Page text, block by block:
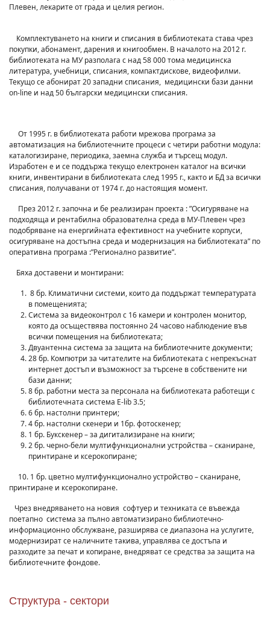
Плевен, лекарите от града и целия регион.
Комплектуването на книги и списания в библиотеката става чрез
покупки, абонамент, дарения и книгообмен. В началото на 2012 г.
библиотеката на МУ разполага с над 58 000 тома медицинска
литература, учебници, списания, компактдискове, видеофилми.
Текущо се абонират 20 западни списания, медицински бази данни
on-line и над 50 български медицински списания.
От 1995 г. в библиотеката работи мрежова програма за
автоматизация на библиотечните процеси с четири работни модула:
каталогизиране, периодика, заемна служба и търсещ модул.
Изработен е и се поддържа текущо електронен каталог на всички
книги, инвентирани в библиотеката след 1995 г., както и БД за всички
списания, получавани от 1974 г. до настоящия момент.
През 2012 г. започна и бе реализиран проекта : ”Осигуряване на
подходяща и рентабилна образователна среда в МУ-Плевен чрез
подобряване на енергийната ефективност на учебните корпуси,
осигуряване на достъпна среда и модернизация на библиотеката” по
оперативна програма :”Регионално развитие”.
Бяха доставени и монтирани:
8 бр. Климатични системи, които да поддържат температурата
в помещенията;
Система за видеоконтрол с 16 камери и контролен монитор,
която да осъществява постоянно 24 часово наблюдение във
всички помещения на библиотеката;
Двуантенна система за защита на библиотечните документи;
28 бр. Компютри за читателите на библиотеката с непрекъснат
интернет достъп и възможност за търсене в собствените ни
бази данни;
8 бр. работни места за персонала на библиотеката работещи с
библиотечната система E-lib 3.5;
6 бр. настолни принтери;
4 бр. настолни скенери и 1бр. фотоскенер;
1 бр. Букскенер – за дигитализиране на книги;
2 бр. черно-бели мултифункционални устройства – сканиране,
принтиране и ксерокопиране;
10. 1 бр. цветно мултифункционално устройство – сканиране,
принтиране и ксерокопиране.
Чрез внедряването на новия софтуер и техниката се въвежда
поетапно система за пълно автоматизирано библиотечно-
информационно обслужване, разширява се диапазона на услугите,
модернизират се наличните такива, управлява се достъпа и
разходите за печат и копиране, внедряват се средства за защита на
библиотечните фондове.
Структура - сектори